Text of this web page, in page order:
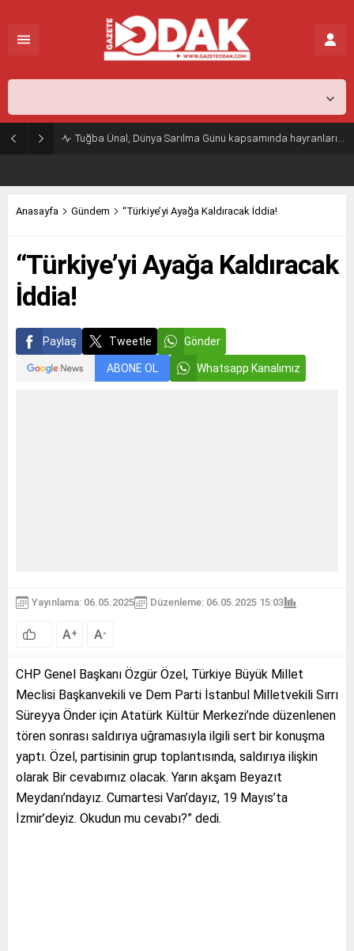
Tuğba Ünal, Dünya Sarılma Günü kapsamında hayranlarıyla buluştu
Anasayfa Gündem “Türkiye’yi Ayağa Kaldıracak İddia!
“Türkiye’yi Ayağa Kaldıracak
İddia!
Paylaş Tweetle Gönder
ABONE OL Whatsapp Kanalımız
Yayınlama: 06.05.2025 Düzenleme: 06.05.2025 15:03
A+ A-
CHP Genel Başkanı Özgür Özel, Türkiye Büyük Millet
Meclisi Başkanvekili ve Dem Parti İstanbul Milletvekili Sırrı
Süreyya Önder için Atatürk Kültür Merkezi’nde düzenlenen
tören sonrası saldırıya uğramasıyla ilgili sert bir konuşma
yaptı. Özel, partisinin grup toplantısında, saldırıya ilişkin
olarak Bir cevabımız olacak. Yarın akşam Beyazıt
Meydanı’ndayız. Cumartesi Van’dayız, 19 Mayıs’ta
İzmir’deyiz. Okudun mu cevabı?” dedi.